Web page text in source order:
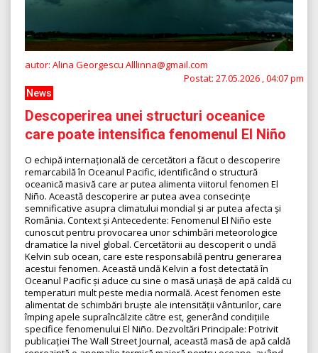
autor: Alina Georgescu Alllinna@gmail.com
Postat: 27.05.2026 , 04:07 pm
News
Descoperirea unei structuri oceanice
care poate intensifica fenomenul El Niño
O echipă internațională de cercetători a făcut o descoperire
remarcabilă în Oceanul Pacific, identificând o structură
oceanică masivă care ar putea alimenta viitorul fenomen El
Niño. Această descoperire ar putea avea consecințe
semnificative asupra climatului mondial și ar putea afecta și
România. Context și Antecedente: Fenomenul El Niño este
cunoscut pentru provocarea unor schimbări meteorologice
dramatice la nivel global. Cercetătorii au descoperit o undă
Kelvin sub ocean, care este responsabilă pentru generarea
acestui fenomen. Această undă Kelvin a fost detectată în
Oceanul Pacific și aduce cu sine o masă uriașă de apă caldă cu
temperaturi mult peste media normală. Acest fenomen este
alimentat de schimbări bruște ale intensității vânturilor, care
împing apele supraîncălzite către est, generând condițiile
specifice fenomenului El Niño. Dezvoltări Principale: Potrivit
publicației The Wall Street Journal, această masă de apă caldă